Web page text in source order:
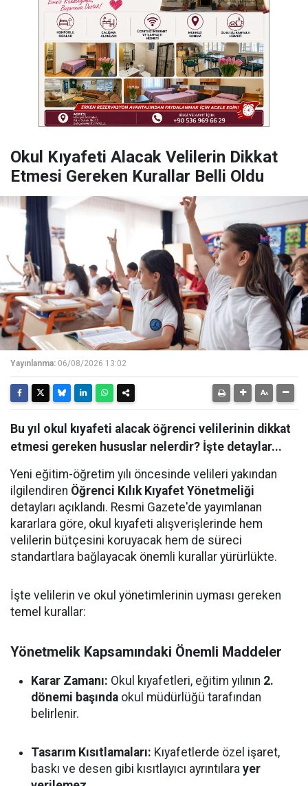
Okul Kıyafeti Alacak Velilerin Dikkat
Etmesi Gereken Kurallar Belli Oldu
Yayınlanma: 06/08/2026 13:02
Bu yıl okul kıyafeti alacak öğrenci velilerinin dikkat
etmesi gereken hususlar nelerdir? İşte detaylar...
Yeni eğitim-öğretim yılı öncesinde velileri yakından
ilgilendiren Öğrenci Kılık Kıyafet Yönetmeliği
detayları açıklandı. Resmi Gazete'de yayımlanan
kararlara göre, okul kıyafeti alışverişlerinde hem
velilerin bütçesini koruyacak hem de süreci
standartlara bağlayacak önemli kurallar yürürlükte.
İşte velilerin ve okul yönetimlerinin uyması gereken
temel kurallar:
Yönetmelik Kapsamındaki Önemli Maddeler
Karar Zamanı: Okul kıyafetleri, eğitim yılının 2.
dönemi başında okul müdürlüğü tarafından
belirlenir.
Tasarım Kısıtlamaları: Kıyafetlerde özel işaret,
baskı ve desen gibi kısıtlayıcı ayrıntılara yer